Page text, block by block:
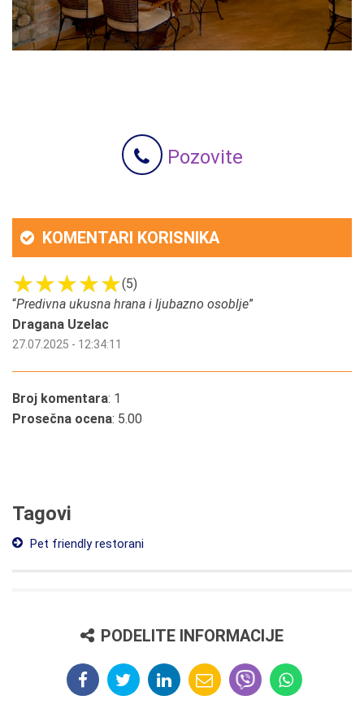
Pozovite
KOMENTARI KORISNIKA
(5)
“Predivna ukusna hrana i ljubazno osoblje”
Dragana Uzelac
27.07.2025 - 12:34:11
Broj komentara: 1
Prosečna ocena: 5.00
Tagovi
Pet friendly restorani
PODELITE INFORMACIJE